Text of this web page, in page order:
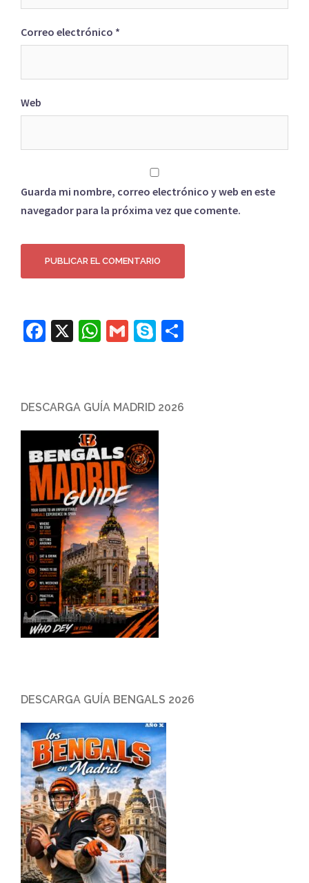
Correo electrónico *
Web
Guarda mi nombre, correo electrónico y web en este
navegador para la próxima vez que comente.
Facebook
X WhatsApp
Gmail
Skype
DESCARGA GUÍA MADRID 2026
DESCARGA GUÍA BENGALS 2026